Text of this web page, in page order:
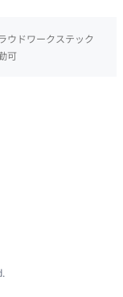
ウドワークステック
可